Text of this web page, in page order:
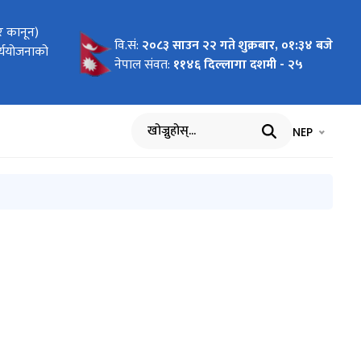
कानून)
To
Pilot
of
सूचना
वि.सं: २०८३ साउन २२ गते शुक्रबार, ०१:३४ बजे
नेपाल संवत: ११४६ दिल्लागा दशमी - २५
खोज्नुहोस् भाषा चयन
NEP